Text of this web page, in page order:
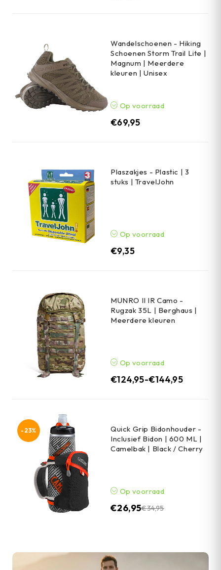
Wandelschoenen - Hiking
Schoenen Storm Trail Lite |
Magnum | Meerdere
kleuren | Unisex
Op voorraad
€69,95
Plaszakjes - Plastic | 3
stuks | TravelJohn
Op voorraad
€9,35
MUNRO II IR Camo -
Rugzak 35L | Berghaus |
Meerdere kleuren
Op voorraad
€124,95-€144,95
-23%
Quick Grip Bidonhouder -
Inclusief Bidon | 600 ML |
Camelbak | Black / Cherry
Op voorraad
€34,95
€26,95